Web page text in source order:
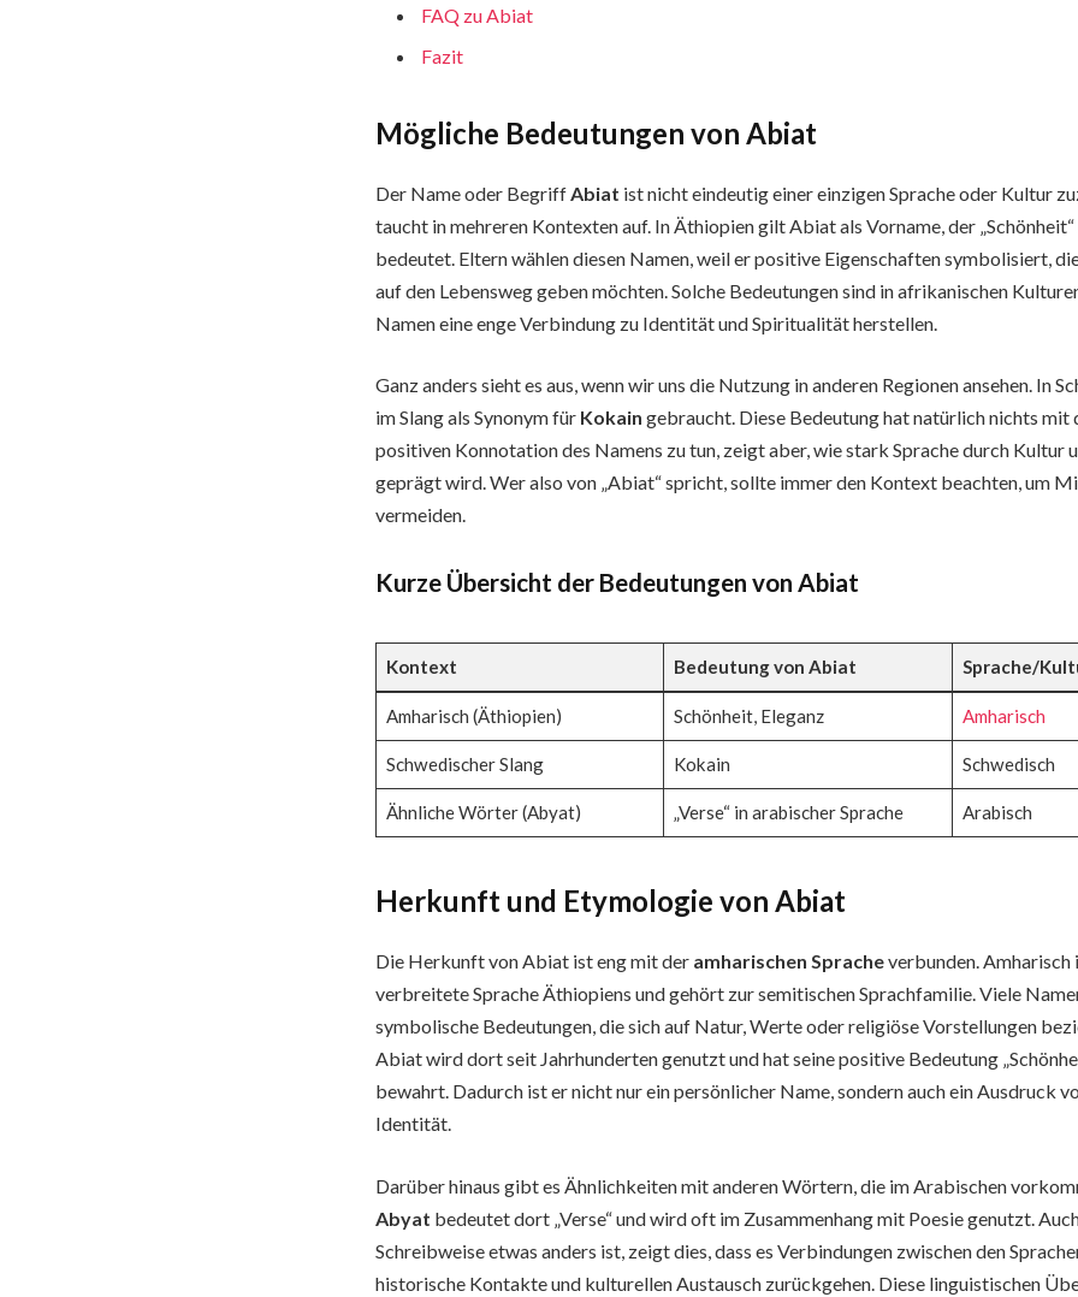
FAQ zu Abiat
Fazit
Mögliche Bedeutungen von Abiat
Der Name oder Begriff Abiat ist nicht eindeutig einer einzigen Sprache oder Kultur
taucht in mehreren Kontexten auf. In Äthiopien gilt Abiat als Vorname, der „Schönheit“
bedeutet. Eltern wählen diesen Namen, weil er positive Eigenschaften symbolisiert,
auf den Lebensweg geben möchten. Solche Bedeutungen sind in afrikanischen
Namen eine enge Verbindung zu Identität und Spiritualität herstellen.
Ganz anders sieht es aus, wenn wir uns die Nutzung in anderen Regionen ansehen. In
im Slang als Synonym für Kokain gebraucht. Diese Bedeutung hat natürlich nichts mit
positiven Konnotation des Namens zu tun, zeigt aber, wie stark Sprache durch Kultur
geprägt wird. Wer also von „Abiat“ spricht, sollte immer den Kontext beachten, um
vermeiden.
Kurze Übersicht der Bedeutungen von Abiat
Kontext Bedeutung von Abiat Sprache/
Amharisch (Äthiopien) Schönheit, Eleganz Amharisch
Schwedischer Slang Kokain Schwedisch
Ähnliche Wörter (Abyat) „Verse“ in arabischer Sprache Arabisch
Herkunft und Etymologie von Abiat
Die Herkunft von Abiat ist eng mit der amharischen Spracheverbunden.
verbreitete Sprache Äthiopiens und gehört zur semitischen Sprachfamilie. Viele
symbolische Bedeutungen, die sich auf Natur, Werte oder religiöse Vorstellungen
Abiat wird dort seit Jahrhunderten genutzt und hat seine positive Bedeutung
bewahrt. Dadurch ist er nicht nur ein persönlicher Name, sondern auch ein Ausdruck
Identität.
Darüber hinaus gibt es Ähnlichkeiten mit anderen Wörtern, die im Arabischen
Abyat bedeutet dort „Verse“ und wird oft im Zusammenhang mit Poesie genutzt.
Schreibweise etwas anders ist, zeigt dies, dass es Verbindungen zwischen den
historische Kontakte und kulturellen Austausch zurückgehen. Diese linguistischen